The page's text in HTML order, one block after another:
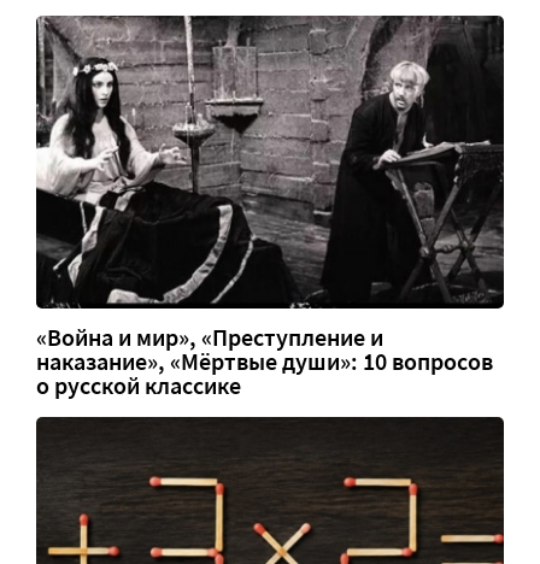
«Война и мир», «Преступление и
наказание», «Мёртвые души»: 10 вопросов
о русской классике